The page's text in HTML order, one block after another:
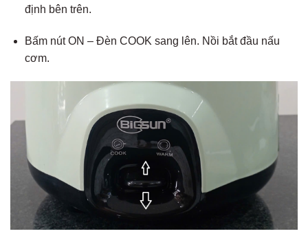
định bên trên.
Bấm nút ON – Đèn COOK sang lên. Nồi bắt đầu nấu
cơm.